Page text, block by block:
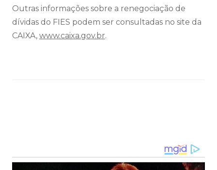
Outras informações sobre a renegociação de
dívidas do FIES podem ser consultadas no site da
CAIXA, www.caixa.gov.br.
de